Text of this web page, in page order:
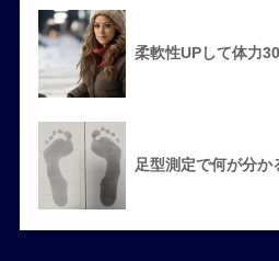
柔軟性UPして体力
足型測定で何が分か